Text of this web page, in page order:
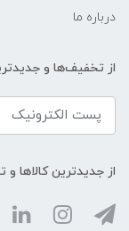
درباره ما
از تخفیف‌ها و
از جدیدترین کالاها